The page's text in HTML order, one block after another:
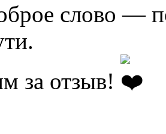
слово —
за отзыв!